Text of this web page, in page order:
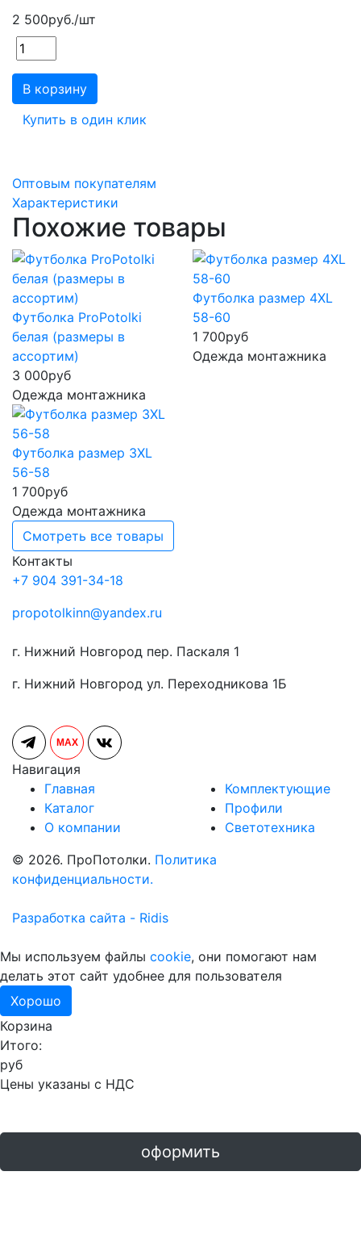
2 500руб./шт
В корзину
Купить в один клик
Оптовым покупателям
Характеристики
Похожие товары
Футболка ProPotolki
белая (размеры в
ассортим)
3 000руб
Одежда монтажника
Футболка размер 4XL
58-60
1 700руб
Одежда монтажника
Футболка размер 3XL
56-58
1 700руб
Одежда монтажника
Смотреть все товары
Контакты
+7 904 391-34-18
propotolkinn@yandex.ru
г. Нижний Новгород пер. Паскаля 1
г. Нижний Новгород ул. Переходникова 1Б
MAX
Навигация
Главная
Каталог
О компании
Комплектующие
Профили
Светотехника
© 2026. ПроПотолки. Политика
конфиденциальности.
Разработка сайта - Ridis
Мы используем файлы cookie, они помогают нам
делать этот сайт удобнее для пользователя
Хорошо
Корзина
Итого:
руб
Цены указаны с НДС
оформить